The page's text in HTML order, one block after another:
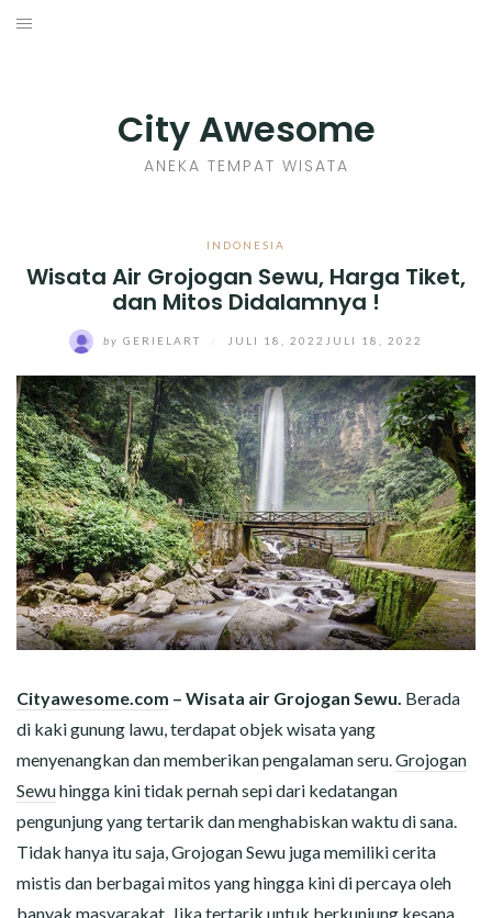
Skip
City Awesome
ANEKA TEMPAT WISATA
INDONESIA
Wisata Air Grojogan Sewu, Harga Tiket,
dan Mitos Didalamnya !
by GERIELART JULI 18, 2022 JULI 18, 2022
Cityawesome.com – Wisata air Grojogan Sewu. Berada
di kaki gunung lawu, terdapat objek wisata yang
menyenangkan dan memberikan pengalaman seru.Grojogan
Sewuhingga kini tidak pernah sepi dari kedatangan
pengunjung yang tertarik dan menghabiskan waktu di sana.
Tidak hanya itu saja, Grojogan Sewu juga memiliki cerita
mistis dan berbagai mitos yang hingga kini di percaya oleh
banyak masyarakat. Jika tertarik untuk berkunjung kesana,
SENI KERAJINAN
INFO GAMES
MOVIES REVIEW